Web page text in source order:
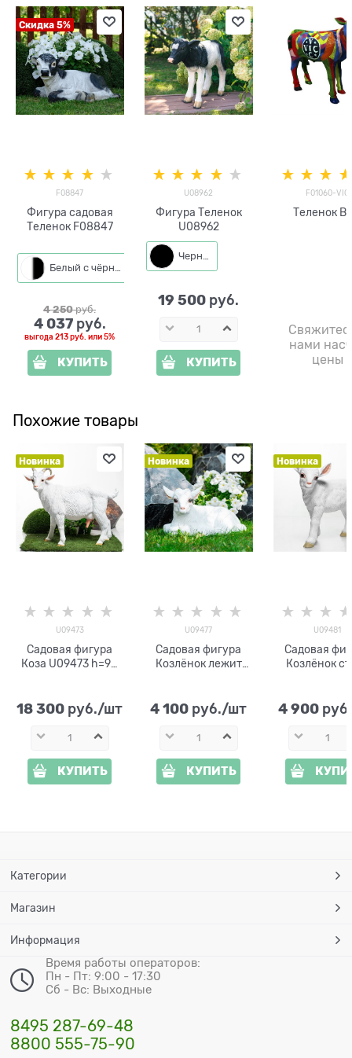
Скидка 5%
F08847
Фигура садовая
Теленок F08847
Белый с чёрным
4 250 руб.
4 037 руб.
выгода213 руб. или5%
КУПИТЬ
U08962
Фигура Теленок
U08962
Черный
19 500 руб.
КУПИТЬ
F01060-VIC
Теленок
нами
цены
Похожие товары
Новинка
U09473
Садовая фигура
Коза U09473 h=90
18 300 руб./шт
КУПИТЬ
Новинка
U09477
Садовая фигура
Козлёнок лежит
4 100 руб./шт
КУПИТЬ
Новинка
U09481
Садовая
Козлёнок
4 900
Категории
Магазин
Информация
Время работы операторов:
Пн - Пт: 9:00 - 17:30
Сб - Вс: Выходные
8495 287-69-48
8800 555-75-90